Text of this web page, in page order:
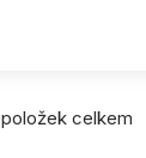
O
položek celkem